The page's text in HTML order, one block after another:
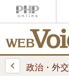
政治・外交